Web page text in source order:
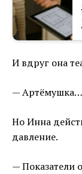
И вдруг она
—
Но Инна
давление.
— Показатели